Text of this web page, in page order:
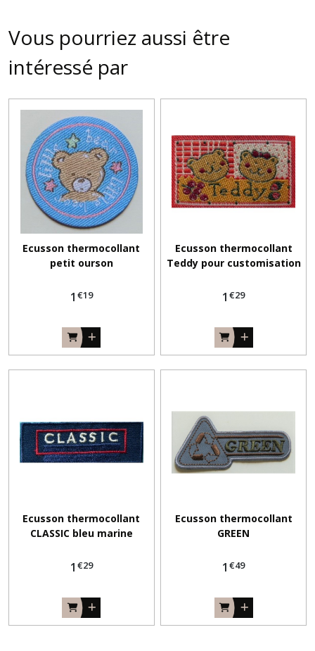
Vous pourriez aussi être
intéressé par
Ecusson thermocollant
petit ourson
1 €19
Ecusson thermocollant
Teddy pour customisation
1 €29
Ecusson thermocollant
CLASSIC bleu marine
1 €29
Ecusson thermocollant
GREEN
1 €49